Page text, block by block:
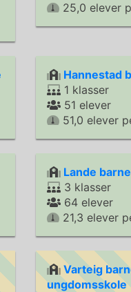
25,0 elever
Hannestad
1 klasser
51 elever
51,0 elever
Lande
3 klasser
64 elever
21,3 elever
Varteig
ungdomsskole